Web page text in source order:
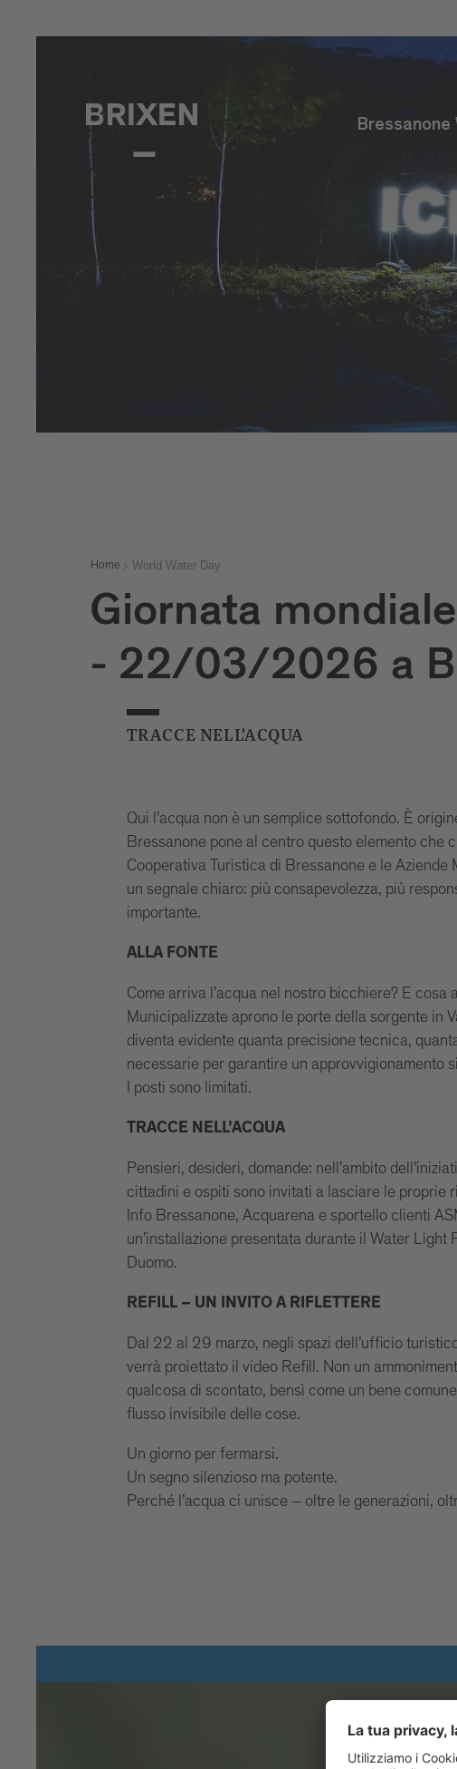
Home World Water Day
Giornata
- 22/03/2026 a
TRACCE NELL'ACQUA
Qui l’acqua non è un semplice sottofondo. È
Bressanone pone al centro questo elemento che
Cooperativa Turistica di Bressanone e le
un segnale chiaro: più consapevolezza, più
importante.
ALLA FONTE
Come arriva l’acqua nel nostro bicchiere? E
Municipalizzate aprono le porte della sorgente in
diventa evidente quanta precisione tecnica,
necessarie per garantire un approvvigionamento
I posti sono limitati.
TRACCE NELL’ACQUA
Pensieri, desideri, domande: nell’ambito
cittadini e ospiti sono invitati a lasciare le proprie
Info Bressanone, Acquarena e sportello clienti
un’installazione presentata durante il Water
Duomo.
REFILL – UN INVITO A RIFLETTERE
Dal 22 al 29 marzo, negli spazi dell’ufficio
verrà proiettato il video Refill. Non un
qualcosa di scontato, bensì come un bene
flusso invisibile delle cose.
Un giorno per fermarsi.
Un segno silenzioso ma potente.
Perché l’acqua ci unisce – oltre le generazioni,